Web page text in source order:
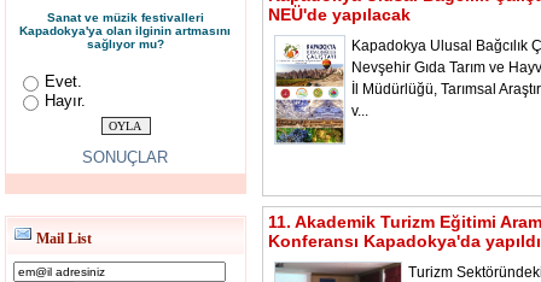
Sanat ve müzik festivalleri
Kapadokya'ya olan ilginin artmasını
sağlıyor mu?
Evet.
Hayır.
SONUÇLAR
Mail List
NEÜ'de yapılacak
Kapadokya Ulusal Bağcılık
Nevşehir Gıda Tarım ve
İl Müdürlüğü, Tarımsal
v...
11. Akademik Turizm Eğitimi
Konferansı Kapadokya'da yapıldı
Turizm